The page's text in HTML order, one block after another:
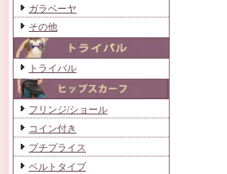
ガラベーヤ
その他
トライバル
フリンジ/ショール
コイン付き
プチプライス
ベルトタイプ